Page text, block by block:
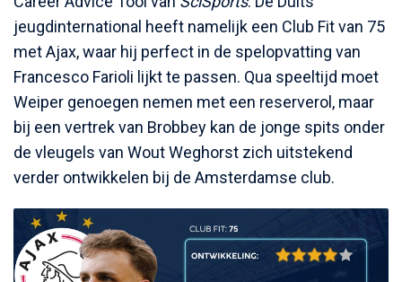
jeugdinternational heeft namelijk een Club Fit van 75
met Ajax, waar hij perfect in de spelopvatting van
Francesco Farioli lijkt te passen. Qua speeltijd moet
Weiper genoegen nemen met een reserverol, maar
bij een vertrek van Brobbey kan de jonge spits onder
de vleugels van Wout Weghorst zich uitstekend
verder ontwikkelen bij de Amsterdamse club.